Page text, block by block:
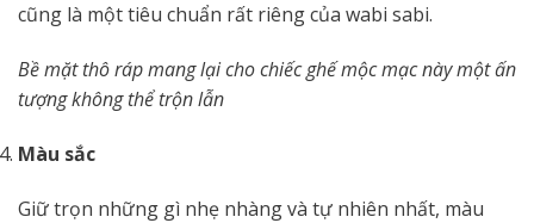
cũng là một tiêu chuẩn rất riêng của wabi sabi.
Bề mặt thô ráp mang lại cho chiếc ghế mộc mạc này một ấn
tượng không thể trộn lẫn
Màu sắc
Giữ trọn những gì nhẹ nhàng và tự nhiên nhất, màu